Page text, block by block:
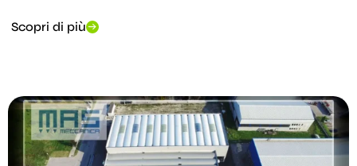
Scopri di più